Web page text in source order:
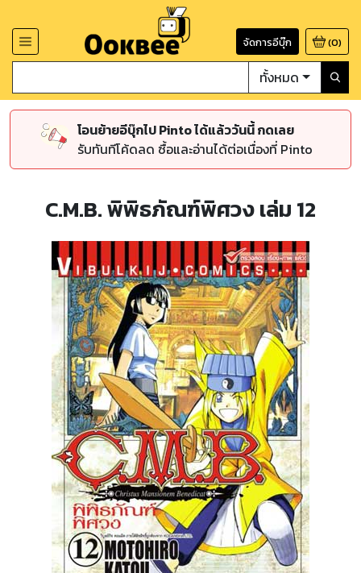
จัดการอีบุ๊ก (0)
ทั้งหมด
โอนย้ายอีบุ๊กไป Pinto ได้แล้ววันนี้ กดเลย
รับทันทีโค้ดลด ซื้อและอ่านได้ต่อเนื่องที่ Pinto
C.M.B. พิพิธภัณฑ์พิศวง เล่ม 12